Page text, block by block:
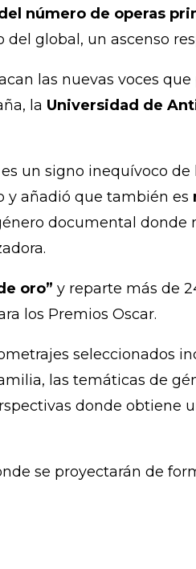
número de operas
global, un ascenso
las nuevas voces
la Universidad de
un signo inequívoco
y añadió que también es
documental donde
oro” y reparte más de
los Premios Oscar.
seleccionados
las temáticas de
donde obtiene
se proyectarán de